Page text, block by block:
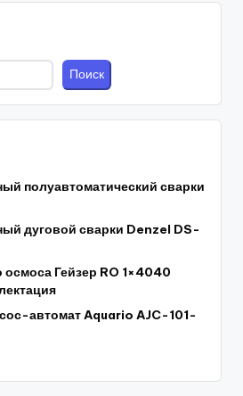
Поиск
полуавтоматический сварки
дуговой сварки Denzel DS-
осмоса Гейзер RO 1×4040
автомат Aquario AJC-101-